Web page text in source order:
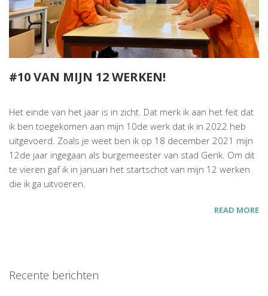
#10 VAN MIJN 12 WERKEN!
Het einde van het jaar is in zicht. Dat merk ik aan het feit dat
ik ben toegekomen aan mijn 10de werk dat ik in 2022 heb
uitgevoerd. Zoals je weet ben ik op 18 december 2021 mijn
12de jaar ingegaan als burgemeester van stad Genk. Om dit
te vieren gaf ik in januari het startschot van mijn 12 werken
die ik ga uitvoeren.
READ MORE
Recente berichten